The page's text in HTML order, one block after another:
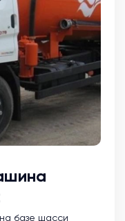
базе шасси